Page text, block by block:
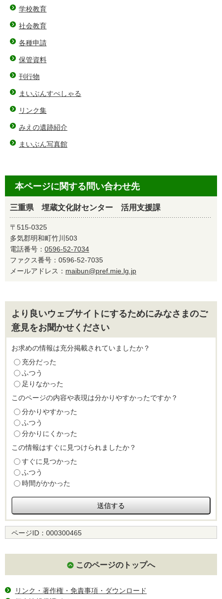
学校教育
社会教育
各種申請
保管資料
刊行物
まいぶんすぺしゃる
リンク集
みえの遺跡紹介
まいぶん写真館
本ページに関する問い合わせ先
三重県 埋蔵文化財センター 活用支援課
〒515-0325
多気郡明和町竹川503
電話番号： 0596-52-7034
ファクス番号：0596-52-7035
メールアドレス： maibun@pref.mie.lg.jp
より良いウェブサイトにするためにみなさまのご
意見をお聞かせください
お求めの情報は充分掲載されていましたか？
充分だった
ふつう
足りなかった
このページの内容や表現は分かりやすかったですか？
分かりやすかった
ふつう
分かりにくかった
この情報はすぐに見つけられましたか？
すぐに見つかった
ふつう
時間がかかった
ページID： 000300465
このページのトップへ
リンク・著作権・免責事項・ダウンロード